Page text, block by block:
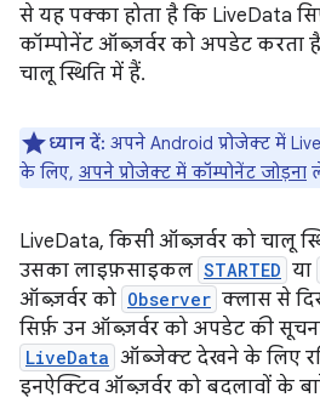
से यह पक्का होता है कि LiveData
कॉम्पोनेंट ऑब्ज़र्वर को अपडेट
चालू स्थिति में हैं.
ध्यान दें: अपने Android प्रोजेक्ट में
के लिए, अपने प्रोजेक्ट में कॉम्पोनेंट जोड़ना
LiveData, किसी ऑब्ज़र्वर को चालू
उसका लाइफ़साइकल STARTED या
ऑब्ज़र्वर को Observer क्लास से
सिर्फ़ उन ऑब्ज़र्वर को अपडेट की
LiveData ऑब्जेक्ट देखने के लिए
इनऐक्टिव ऑब्ज़र्वर को बदलावों के